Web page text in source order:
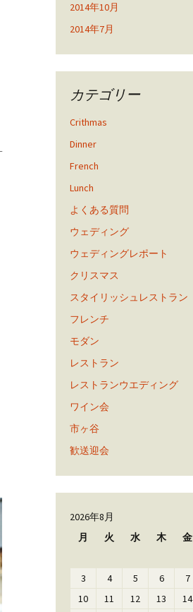
2014年10月
2014年7月
カテゴリー
Crithmas
Dinner
French
Lunch
よくある質問
ウェディング
ウェディングレポート
クリスマス
スタイリッシュレストラン
フレンチ
モダン
レストラン
レストランウエディング
ワイン会
市ヶ谷
歓送迎会
2026年8月
月
火 水 木 金
3
4 5 6 7
10
11 12 13 14